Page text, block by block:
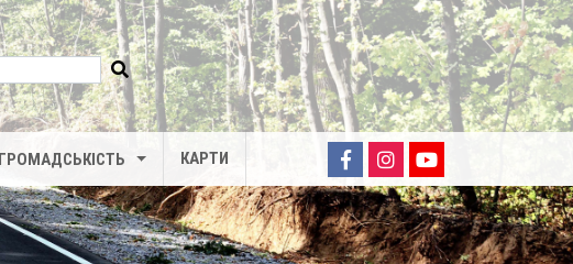
ГРОМАДСЬКІСТЬ КАРТИ